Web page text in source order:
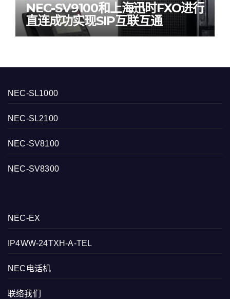
NEC-SV9100和上海迅时FXO进行
直连成功实现SIP互联互通
NEC-SL1000
NEC-SL2100
NEC-SV8100
NEC-SV8300
NEC-EX
IP4WW-24TXH-A-TEL
NEC电话机
联络我们